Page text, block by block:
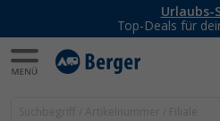
-